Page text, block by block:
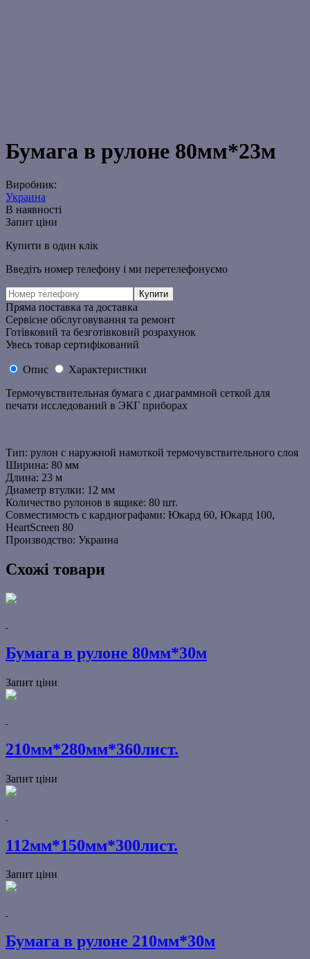
Бумага в рулоне 80мм*23м
Виробник:
Украина
В наявності
Запит ціни
Купити в один клік
Введіть номер телефону і ми перетелефонуємо
Пряма поставка та доставка
Сервісне обслуговування та ремонт
Готівковий та безготівковий розрахунок
Увесь товар сертифікований
Опис
Характеристики
Термочувствительная бумага с диаграммной сеткой для
печати исследований в ЭКГ приборах
Тип: рулон с наружной намоткой термочувствительного слоя
Ширина: 80 мм
Длина: 23 м
Диаметр втулки: 12 мм
Количество рулонов в ящике: 80 шт.
Совместимость с кардиографами: Юкард 60, Юкард 100,
HeartScreen 80
Производство: Украина
Схожі товари
Бумага в рулоне 80мм*30м
Запит ціни
210мм*280мм*360лист.
Запит ціни
112мм*150мм*300лист.
Запит ціни
Бумага в рулоне 210мм*30м